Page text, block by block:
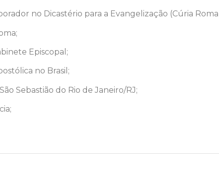
no Dicastério para a Evangelização (Cúria
Episcopal;
no Brasil;
Sebastião do Rio de Janeiro/RJ;